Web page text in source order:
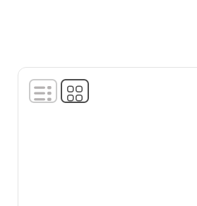
نمایش 1
- کالا از